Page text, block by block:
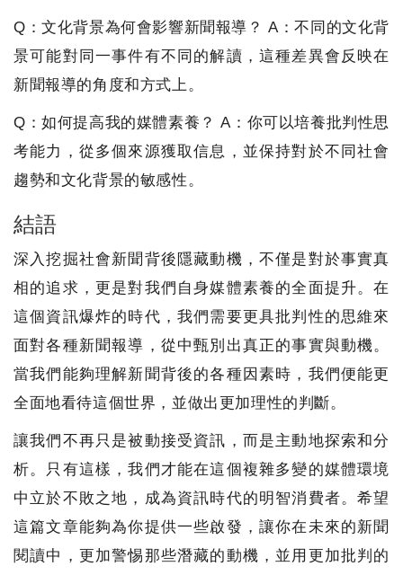
Q：文化背景為何會影響新聞報導？ A：不同的文化背
景可能對同一事件有不同的解讀，這種差異會反映在
新聞報導的角度和方式上。
Q：如何提高我的媒體素養？ A：你可以培養批判性思
考能力，從多個來源獲取信息，並保持對於不同社會
趨勢和文化背景的敏感性。
結語
深入挖掘社會新聞背後隱藏動機，不僅是對於事實真
相的追求，更是對我們自身媒體素養的全面提升。在
這個資訊爆炸的時代，我們需要更具批判性的思維來
面對各種新聞報導，從中甄別出真正的事實與動機。
當我們能夠理解新聞背後的各種因素時，我們便能更
全面地看待這個世界，並做出更加理性的判斷。
讓我們不再只是被動接受資訊，而是主動地探索和分
析。只有這樣，我們才能在這個複雜多變的媒體環境
中立於不敗之地，成為資訊時代的明智消費者。希望
這篇文章能夠為你提供一些啟發，讓你在未來的新聞
閱讀中，更加警惕那些潛藏的動機，並用更加批判的